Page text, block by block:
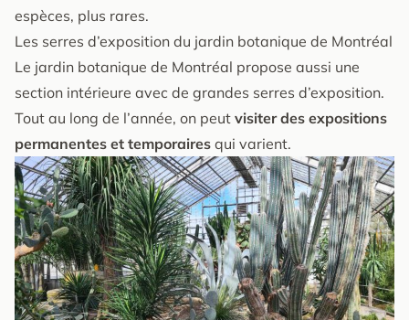
espèces, plus rares.
Les serres d’exposition du jardin botanique de Montréal
Le jardin botanique de Montréal propose aussi une
section intérieure avec de grandes serres d’exposition.
Tout au long de l’année, on peut visiter des expositions
permanentes et temporaires qui varient.